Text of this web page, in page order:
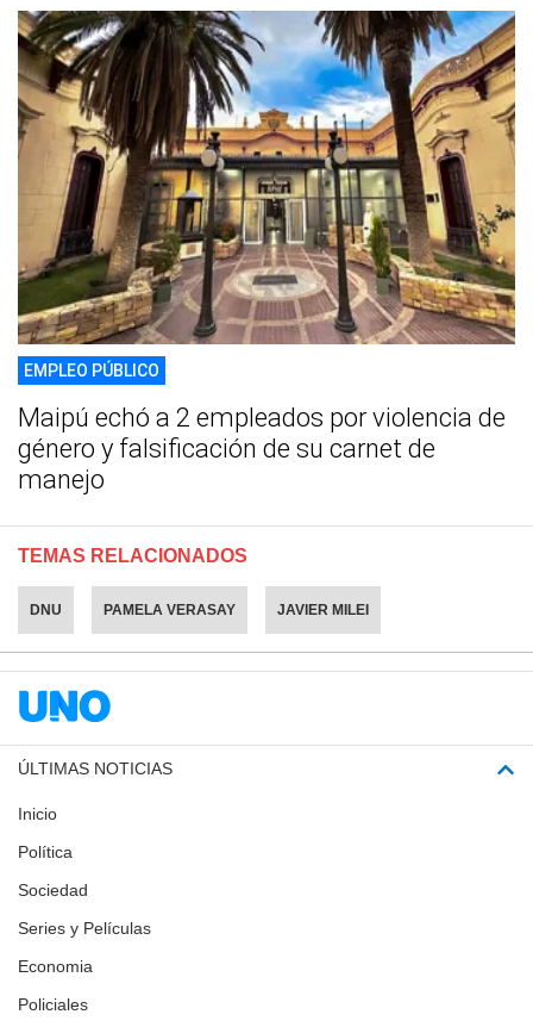
EMPLEO PÚBLICO
Maipú echó a 2 empleados por violencia de
género y falsificación de su carnet de
manejo
TEMAS RELACIONADOS
DNU PAMELA VERASAY JAVIER MILEI
ÚLTIMAS NOTICIAS
Inicio
Política
Sociedad
Series y Películas
Economia
Policiales